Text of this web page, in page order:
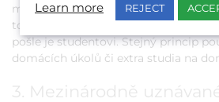
moct využít různé zdroje dle potřeby.
to funguje tak, že náš lektor
pošle je studentovi. Stejný princip
domácích úkolů či extra studia na
3. Mezinárodně
Learn more REJECT